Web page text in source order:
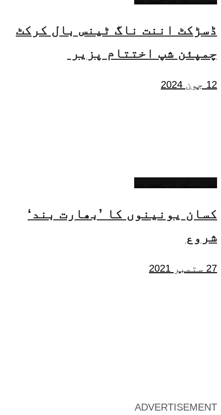
ڈسڑکٹ اننت ناگ ٹینس بال کرکٹ
چمپئن شپ اختتام پزیر
12 جون 2024
کسان یونینوں کا ’بھارت بند‘
شروع
27 ستمبر 2021
ADVERTISEMENT